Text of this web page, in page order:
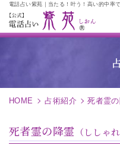
電話占い紫苑｜当たる！叶う！高い的中率
HOME 占術紹介 死者霊
死者霊の降霊 （ししゃ